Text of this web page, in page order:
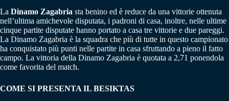
La Dinamo Zagabria sta benino ed è reduce da una vittorie ottenuta
nell’ultima amichevole disputata, i padroni di casa, inoltre, nelle ultime
cinque partite disputate hanno portato a casa tre vittorie e due pareggi.
La Dinamo Zagabria è la squadra che più di tutte in questo campionato
ha conquistato più punti nelle partite in casa sfruttando a pieno il fatto
campo. La vittoria della Dinamo Zagabria è quotata a 2,71 ponendola
come favorita del match.
COME SI PRESENTA IL BESIKTAS